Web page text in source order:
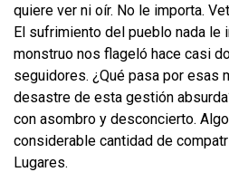
quiere ver ni oír. No le importa.
El sufrimiento del pueblo nada le
monstruo nos flageló hace casi
seguidores. ¿Qué pasa por esas
desastre de esta gestión
con asombro y desconcierto.
considerable cantidad de
Lugares.